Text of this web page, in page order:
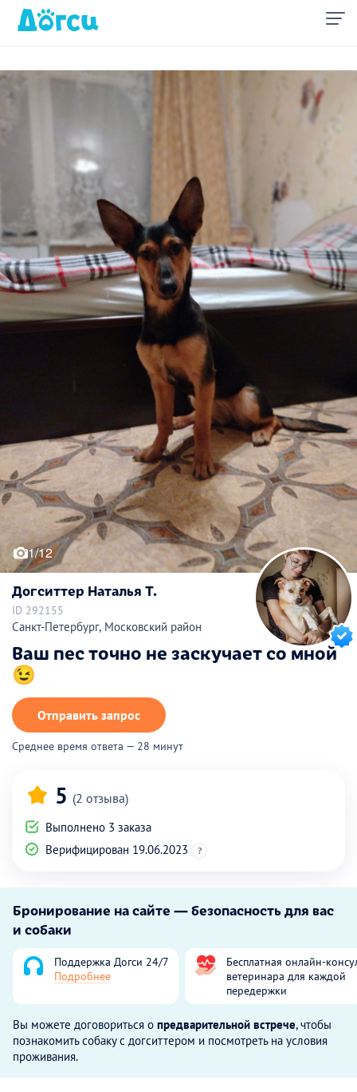
1/12
Догситтер Наталья Т.
ID 292155
Санкт-Петербург, Московский район
Ваш пес точно не заскучает со мной
😉
Отправить запрос
Среднее время ответа — 28 минут
5 (2 отзыва)
Выполнено 3 заказа
Верифицирован 19.06.2023
?
Бронирование на сайте — безопасность для вас
и собаки
Поддержка Догси 24/7
Подробнее
Бесплатная онлайн-
ветеринара для каждой
передержки
Вы можете договориться о предварительной встрече, чтобы
познакомить собаку с догситтером и посмотреть на условия
проживания.